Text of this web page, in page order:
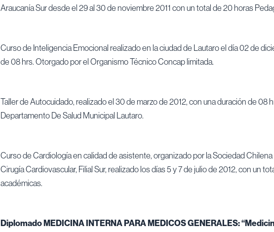
Araucanía Sur desde el 29 al 30 de noviembre 2011 con un total de 20 horas
Curso de Inteligencia Emocional realizado en la ciudad de Lautaro el día 02 de
de 08 hrs. Otorgado por el Organismo Técnico Concap limitada.
Taller de Autocuidado, realizado el 30 de marzo de 2012, con una duración de 08
Departamento De Salud Municipal Lautaro.
Curso de Cardiología en calidad de asistente, organizado por la Sociedad
Cirugía Cardiovascular, Filial Sur, realizado los días 5 y 7 de julio de 2012, con un
académicas.
Diplomado MEDICINA INTERNA PARA MEDICOS GENERALES: